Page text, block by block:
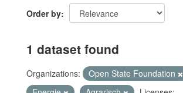
Order by
1 dataset found
Organizations: Open State Foundation